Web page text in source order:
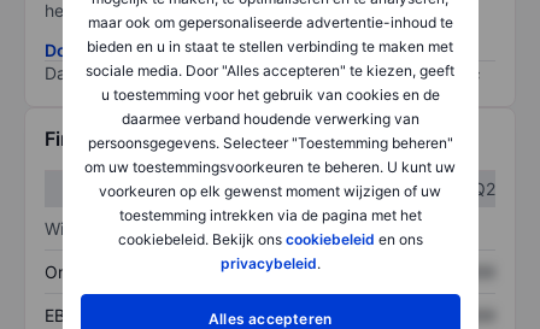
maar ook om gepersonaliseerde advertentie-inhoud te
bieden en u in staat te stellen verbinding te maken met
sociale media. Door "Alles accepteren" te kiezen, geeft
u toestemming voor het gebruik van cookies en de
daarmee verband houdende verwerking van
persoonsgegevens. Selecteer "Toestemming beheren"
om uw toestemmingsvoorkeuren te beheren. U kunt uw
voorkeuren op elk gewenst moment wijzigen of uw
toestemming intrekken via de pagina met het
cookiebeleid. Bekijk ons cookiebeleid en ons
privacybeleid.
Alles accepteren
het grootste risico).
Download de ESG-risicomethodologie
Data provided by
/
Financiële gegevens
Q1
Q2
Winst/verlies
Omzet XXXXXXX
EBITDA XXXXXXX